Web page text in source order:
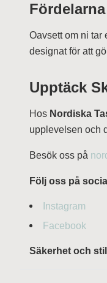
Oavsett om ni tar
designat för att
Upptäck
Hos Nordiska
upplevelsen och
Besök oss på
Följ oss på
Instagram
Facebook
Säkerhet och